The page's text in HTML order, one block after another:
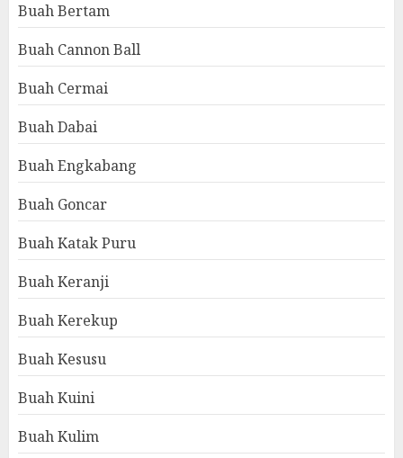
Buah Bertam
Buah Cannon Ball
Buah Cermai
Buah Dabai
Buah Engkabang
Buah Goncar
Buah Katak Puru
Buah Keranji
Buah Kerekup
Buah Kesusu
Buah Kuini
Buah Kulim